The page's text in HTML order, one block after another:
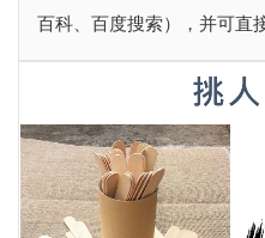
百科、百度搜索），并可直